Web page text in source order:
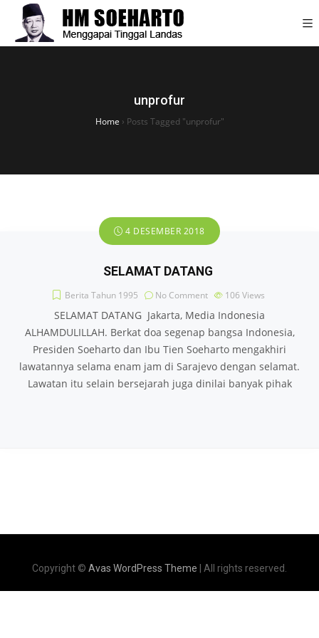
unprofur
Home › Posts Tagged "unprofur"
4 DESEMBER 2018
SELAMAT DATANG
Berita Tahun 1995 No Comment 106 Views
SELAMAT DATANG Jakarta, Media Indonesia
ALHAMDULILLAH. Berkat doa segenap bangsa Indonesia,
Presiden Soeharto dan Ibu Tien Soeharto mengakhiri
lawatannya selama enam jam di Sarajevo dengan selamat.
Lawatan itu selain bersejarah juga dinilai banyak pihak
Copyright © Avas WordPress Theme | All rights reserved.